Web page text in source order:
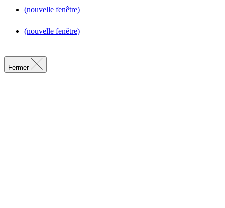
(nouvelle fenêtre)
(nouvelle fenêtre)
Fermer